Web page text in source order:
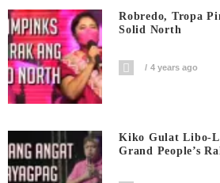
Robredo, Tropa
Solid North
4 years ago
Kiko Gulat Libo-
Grand People’s